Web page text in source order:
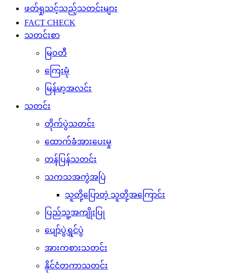
ဖတ်ရှုသင့်သည့်သတင်းများ
FACT CHECK
သတင်းစာ
မြဝတီ
ကြေးမုံ
မြန်မာ့အလင်း
သတင်း
တိုက်ပွဲသတင်း
ထောက်ခံအားပေးမှု
တန်ပြန်သတင်း
သကသအကွဲအပြဲ
သူတို့ပြောတဲ့ သူတို့အကြောင်း
ပြည်သူ့အကျိုးပြု
ပျော်ပွဲရွှင်ပွဲ
အားကစားသတင်း
နိုင်ငံတကာသတင်း